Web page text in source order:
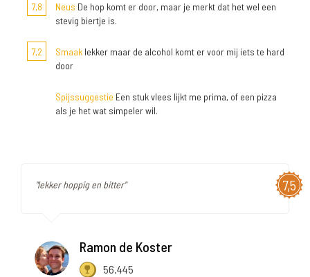
7,8 Neus De hop komt er door, maar je merkt dat het wel een
stevig biertje is.
7,2 Smaak lekker maar de alcohol komt er voor mij iets te hard
door
Spijssuggestie Een stuk vlees lijkt me prima, of een pizza
als je het wat simpeler wil.
7,5
"lekker hoppig en bitter"
Ramon de Koster
56.445